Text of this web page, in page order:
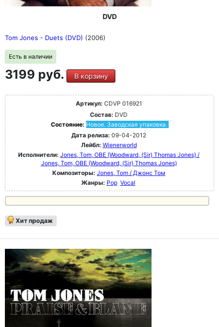
DVD
Tom Jones - Duets (DVD) (2006)
Есть в наличии
3199 руб. В корзину
Артикул: CDVP 016921
Состав: DVD
Состояние: Новое. Заводская упаковка.
Дата релиза: 09-04-2012
Лейбл: Wienerworld
Исполнители: Jones, Tom, OBE (Woodward, (Sir) Thomas Jones) /
Jones, Tom, OBE (Woodward, (Sir) Thomas Jones)
Композиторы: Jones, Tom / Джонс Том
Жанры: Pop Vocal
Хит продаж